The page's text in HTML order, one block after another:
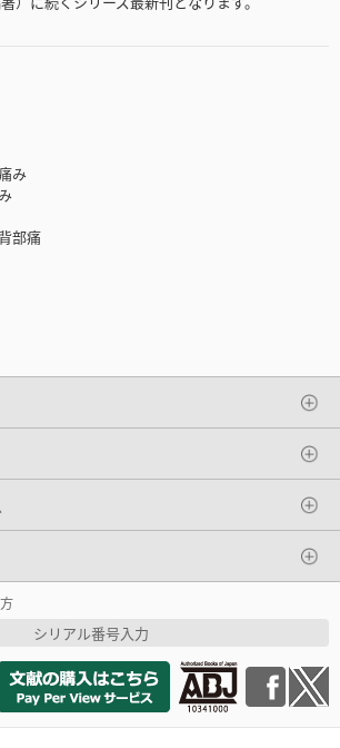
み
部痛
シリアル番号入力